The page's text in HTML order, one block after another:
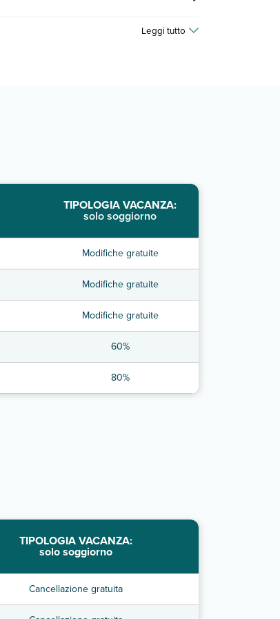
Leggi tutto
TIPOLOGIA VACANZA:
solo soggiorno
Modifiche gratuite
Modifiche gratuite
Modifiche gratuite
60%
80%
TIPOLOGIA VACANZA:
solo soggiorno
Cancellazione gratuita